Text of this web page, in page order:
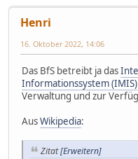
Henri
16. Oktober 2022, 14:06
Das BfS betreibt ja das
Informationssystem (IMIS)
Verwaltung und zur
AusWikipedia:
Zitat[Erweitern]